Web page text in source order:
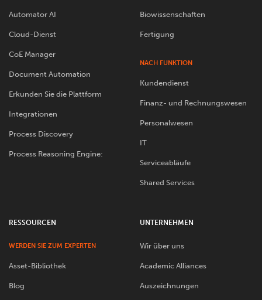
Automator AI
Cloud-Dienst
CoE Manager
Document Automation
Erkunden Sie die Plattform
Integrationen
Process Discovery
Process Reasoning Engine:
Biowissenschaften
Fertigung
NACH FUNKTION
Kundendienst
Finanz- und Rechnungswesen
Personalwesen
IT
Serviceabläufe
Shared Services
RESSOURCEN
WERDEN SIE ZUM EXPERTEN
Asset-Bibliothek
Blog
UNTERNEHMEN
Wir über uns
Academic Alliances
Auszeichnungen